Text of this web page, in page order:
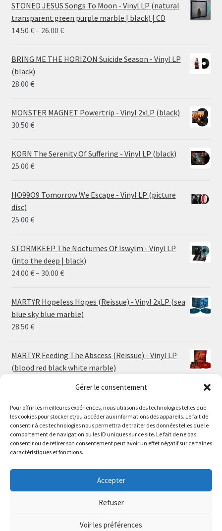
Gérer le consentement
Pour offrir les meilleures expériences, nous utilisons des technologies telles que
les cookies pour stocker et/ou accéder aux informations des appareils. Le fait de
consentir à ces technologies nous permettra de traiter des données telles que le
comportement de navigation ou les ID uniques sur ce site. Le fait de ne pas
consentir ou de retirer son consentement peut avoir un effet négatif sur certaines
caractéristiques et fonctions.
Accepter
Refuser
Voir les préférences
Le magasin de Lyon sera fermé du 30 juillet au 17 août
inclus. Les commandes seront expédiées à partir du 18
The physical record shop will be closed from july 30th to
august 17th included. Online orders will start shipping on
august 18th.
STONED JESUS Songs To Moon - Vinyl LP (natural
transparent green purple marble | black) | CD
14.50 €– 26.00 €Price
14.50 €
BRING ME THE HORIZON Suicide Season - Vinyl LP
(black)
28.00 €
MONSTER MAGNET Powertrip - Vinyl 2xLP (black)
30.50 €
KORN The Serenity Of Suffering - Vinyl LP (black)
25.00 €
HO99O9 Tomorrow We Escape - Vinyl LP (picture
disc)
25.00 €
STORMKEEP The Nocturnes Of Iswylm - Vinyl LP
(into the deep | black)
24.00 €– 30.00 €Price
24.00 €
through
MARTYR Hopeless Hopes (Reissue) - Vinyl 2xLP (sea
blue sky blue marble)
28.50 €
MARTYR Feeding The Abscess (Reissue) - Vinyl LP
(blood red black white marble)
MARTYR Warp Zone (Reissue) - Vinyl LP (swamp
green orange marble)
23.00€